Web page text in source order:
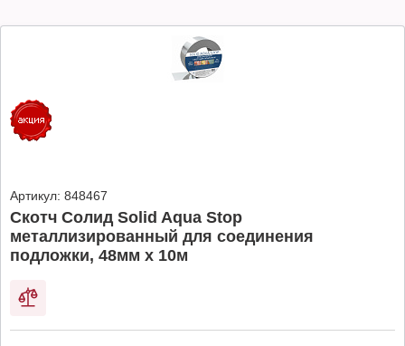
Артикул: 848467
Скотч Солид Solid Aqua Stop
металлизированный для соединения
подложки, 48мм х 10м